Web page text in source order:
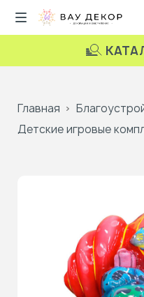
Главная
Детские игровые